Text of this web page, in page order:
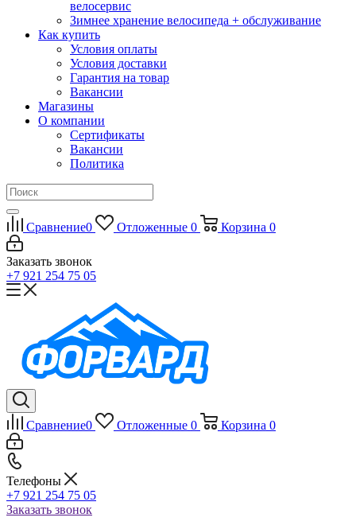
велосервис
Зимнее хранение велосипеда + обслуживание
Как купить
Условия оплаты
Условия доставки
Гарантия на товар
Вакансии
Магазины
О компании
Сертификаты
Вакансии
Политика
Сравнение0 Отложенные 0 Корзина 0
Заказать звонок
+7 921 254 75 05
Сравнение0 Отложенные 0 Корзина 0
Телефоны
+7 921 254 75 05
Заказать звонок